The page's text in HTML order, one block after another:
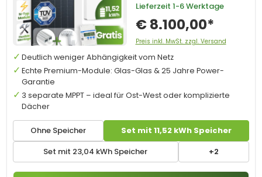
Ohne Speicher
Set mit 11,52 kWh Speicher
Set mit 23,04 kWh Speicher
+2
Lieferzeit 1-6 Werktage
€ 8.100,00*
Preis inkl. MwSt. zzgl. Versand
Deutlich weniger Abhängigkeit vom Netz
Echte Premium-Module: Glas-Glas & 25 Jahre Power-
Garantie
3 separate MPPT – ideal für Ost-West oder komplizierte
Dächer